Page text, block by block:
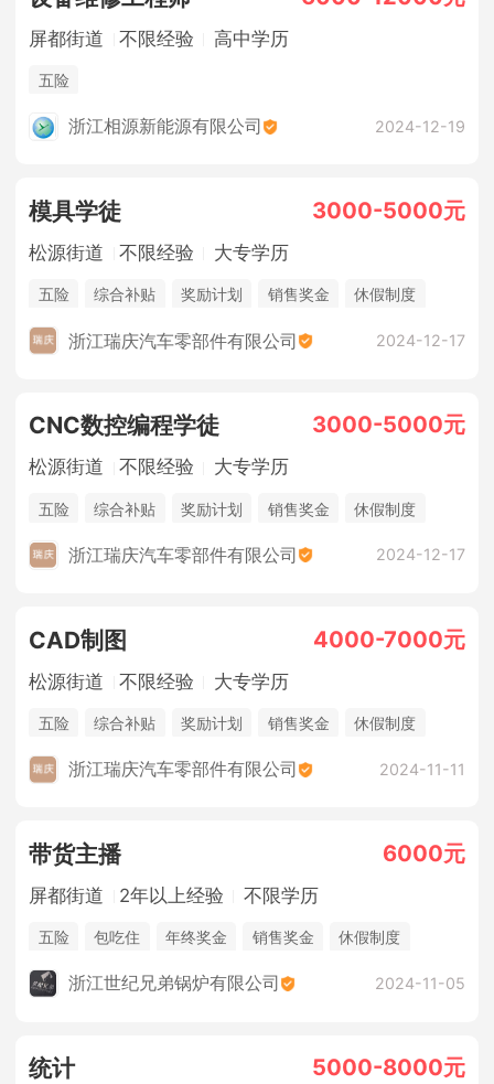
屏都街道 不限经验 高中学历
五险
浙江相源新能源有限公司 2024-12-19
模具学徒 3000-5000元
松源街道 不限经验 大专学历
五险 综合补贴 奖励计划 销售奖金 休假制度
浙江瑞庆汽车零部件有限公司 2024-12-17
CNC数控编程学徒 3000-5000元
松源街道 不限经验 大专学历
五险 综合补贴 奖励计划 销售奖金 休假制度
浙江瑞庆汽车零部件有限公司 2024-12-17
CAD制图 4000-7000元
松源街道 不限经验 大专学历
五险 综合补贴 奖励计划 销售奖金 休假制度
浙江瑞庆汽车零部件有限公司 2024-11-11
带货主播 6000元
屏都街道 2年以上经验 不限学历
五险 包吃住 年终奖金 销售奖金
休假制度
法定节假日
浙江世纪兄弟锅炉有限公司 2024-11-05
统计 5000-8000元